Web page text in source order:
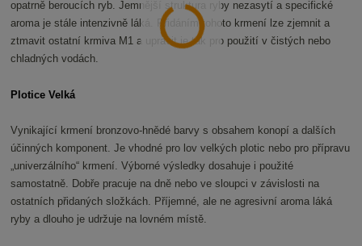
opatrně beroucích ryb. Jemnější struktura ryby nezasytí a specifické
aroma je stále intenzivně láká. Přidáním tohoto krmení lze zjemnit a
ztmavit ostatní krmiva M1 a upravit je tak pro použití v čistých nebo
chladných vodách.
Plotice Velká
Vynikající krmení bronzovo-hnědé barvy s obsahem konopí a dalších
účinných komponent. Je vhodné pro lov velkých plotic nebo pro přípravu
„univerzálního“ krmení. Výborné výsledky dosahuje i použité
samostatně. Dobře pracuje na dně nebo ve sloupci v závislosti na
ostatních přidaných složkách. Příjemné, ale ne agresivní aroma láká
ryby a dlouho je udržuje na lovném místě.